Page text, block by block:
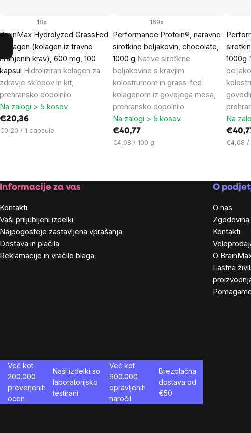
BrainMax Hydrolyzed GrassFed
Collagen (kolagen iz travno
hranjenih krav), 600 mg, 100
kapsul Hidroliziran kolagen za
zdravje sklepov in kit,
prehransko dopolnilo
18x
Na zalogi > 5 kosov
€20,36
Cena
€0,20 / 1 capsule
Performance Protein®, naravne
sirotkine beljakovin, chocolate,
1000 g Native sirotkine
beljakovine s kravjim
kolostrumom in grass-fed
kolagenom iz govejega mesa,
prehransko dopolnilo
169x
Na zalogi > 5 kosov
€40,77
Cena
€4,08 / 100 g
1000g
Na
Cena
€4,08 /
Footer
Informacije za vas
Kontakti
Vaši priljubljeni izdelki
Najpogosteje zastavljena vprašanja
Dostava in plačila
Reklamacije in vračilo blaga
O
O nas
Zgodovina
Kontakti
O
Lastna
Več kot
200.000
preverjenih
ocen
Naši izdelki so
laboratorijsko
testirani
Več kot
900.000
opravljenih
naročil
Brezplačna
dostava od
€50